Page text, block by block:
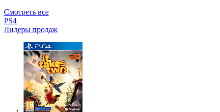
Смотреть все
PS4
Лидеры продаж